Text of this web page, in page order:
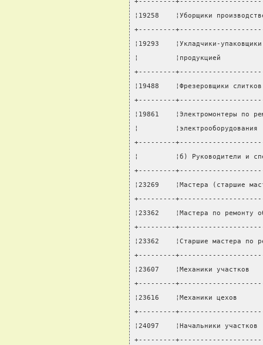
¦19258    ¦Уборщики
+---------
¦19293    ¦Укладчики-
¦         ¦продукцией
+---------
¦19488    ¦Фрезеровщики
+---------
¦19861    ¦Электромонтеры
¦
+---------
¦         ¦б) Руководители
+---------
¦23269    ¦Мастера
+---------
¦23362    ¦Мастера по
+---------
¦23362    ¦Старшие мастера
+---------
¦23607    ¦Механики
+---------
¦23616    ¦Механики
+---------
¦24097    ¦Начальники
+---------